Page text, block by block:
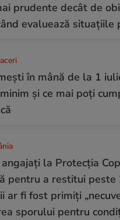
prudente decât de
evaluează situațiile
în mână de la 1
și ce mai poți
angajați la Protecția
pentru a restitui peste
ar fi fost primiți
sporului pentru